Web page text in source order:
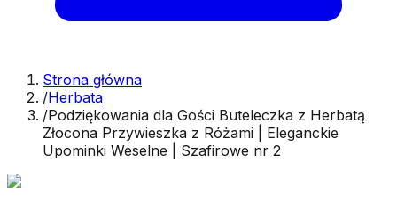
Strona główna
/Herbata
/Podziękowania dla Gości Buteleczka z Herbatą
Złocona Przywieszka z Różami | Eleganckie
Upominki Weselne | Szafirowe nr 2